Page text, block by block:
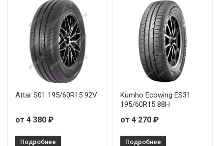
Attar S01 195/60R15 92V
от 4 380 ₽
Подробнее
Kumho Ecowing ES31
195/60R15 88H
от 4 270 ₽
Подробнее